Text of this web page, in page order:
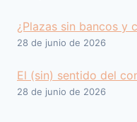
¿Plazas sin bancos y
28 de junio de 2026
El (sin) sentido del
28 de junio de 2026